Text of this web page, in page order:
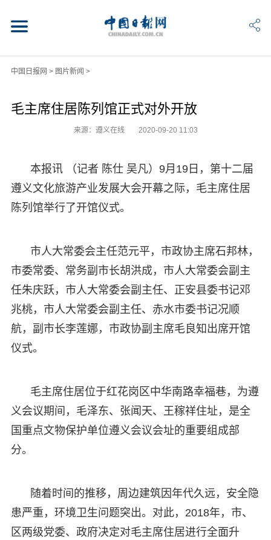
中国日报网 > 图片新闻 >
毛主席住居陈列馆正式对外开放
来源：遵义在线 2020-09-20 11:03
本报讯 （记者 陈仕 吴凡）9月19日，第十二届
遵义文化旅游产业发展大会开幕之际，毛主席住居
陈列馆举行了开馆仪式。
市人大常委会主任范元平，市政协主席石邦林，
市委常委、常务副市长胡洪成，市人大常委会副主
任朱庆跃，市人大常委会副主任、正安县委书记邓
兆桃，市人大常委会副主任、赤水市委书记况顺
航，副市长李莲娜，市政协副主席毛良知出席开馆
仪式。
毛主席住居位于红花岗区中华南路幸福巷，为遵
义会议期间，毛泽东、张闻天、王稼祥住址，是全
国重点文物保护单位遵义会议会址的重要组成部
分。
随着时间的推移，周边建筑因年代久远，安全隐
患严重，环境卫生问题突出。对此，2018年，市、
区两级党委、政府决定对毛主席住居进行全面升